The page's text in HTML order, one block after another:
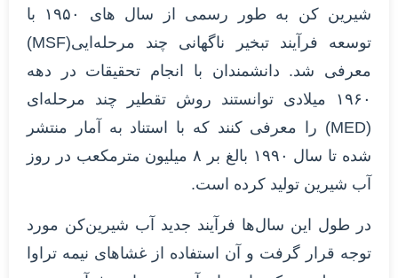
شیرین کن به طور رسمی از سال های ۱۹۵۰ با
توسعه فرآیند تبخیر ناگهانی چند مرحله‌ایی(MSF)
معرفی شد. دانشمندان با انجام تحقیقات در دهه
۱۹۶۰ میلادی توانستند روش تقطیر چند مرحله‌ای
(MED) را معرفی کنند که با استناد به آمار منتشر
شده تا سال ۱۹۹۰ بالغ بر ۸ میلیون مترمکعب در روز
آب شیرین تولید کرده است.
در طول این سال‌ها فرآیند جدید آب شیرین‌کن مورد
توجه قرار گرفت و آن استفاده از غشاهای نیمه تراوا